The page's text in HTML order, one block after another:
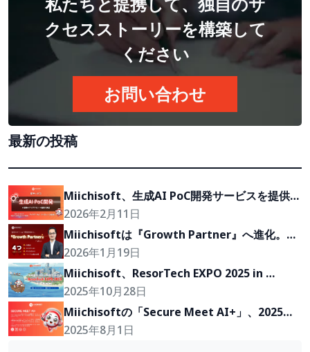
クセスストーリーを構築して
ください
お問い合わせ
最新の投稿
Miichisoft、生成AI PoC開発サービスを提供開
始。アイデアを2〜4週間で実現可能なプロトタ
イプに。
2026年2月11日
Miichisoftは『Growth Partner』へ進化。AI
を中核とした4つのサービス体系を再構築し、5
分でAI活用を可視化する「AIDO」も発表
2026年1月19日
Miichisoft、ResorTech EXPO 2025 in
Okinawaに出展：AIで観光DXを加速！
2025年10月28日
Miichisoftの「Secure Meet AI+」、2025年
ベトナムAIアワード第2ラウンドへ進出
2025年8月1日